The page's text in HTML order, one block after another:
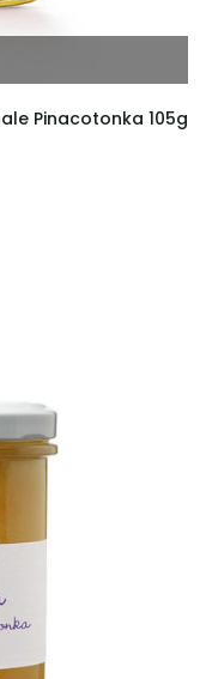
Pinacotonka 105g